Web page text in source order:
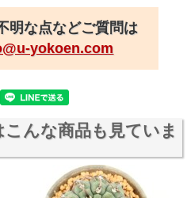
明な点などご質問は
yokoen.com
んな商品も見ていま